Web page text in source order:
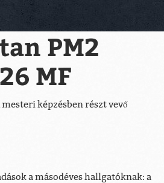
PM2
MF
mesteri képzésben részt vevő
a másodéves hallgatóknak: a